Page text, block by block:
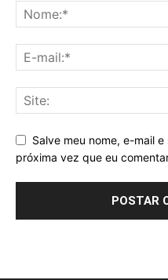
Salve meu nome, e-mail
próxima vez que eu